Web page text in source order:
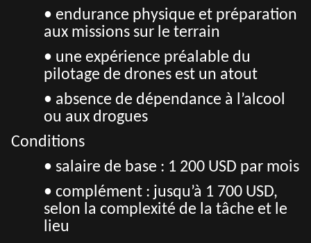
• endurance physique et préparation
aux missions sur le terrain
• une expérience préalable du
pilotage de drones est un atout
• absence de dépendance à l’alcool
ou aux drogues
Conditions
• salaire de base : 1 200 USD par mois
• complément : jusqu’à 1 700 USD,
selon la complexité de la tâche et le
lieu